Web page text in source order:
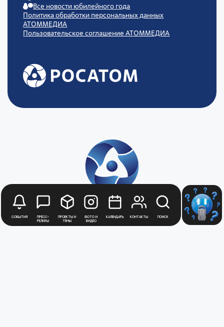
События
Пресс-
релизы
Проекты и
темы
Фото и
видео
Календарь Контакты Поиск
Все новости юбилейного года
Политика обработки персональных данных
АТОММЕДИА
Пользовательское соглашение АТОММЕДИА